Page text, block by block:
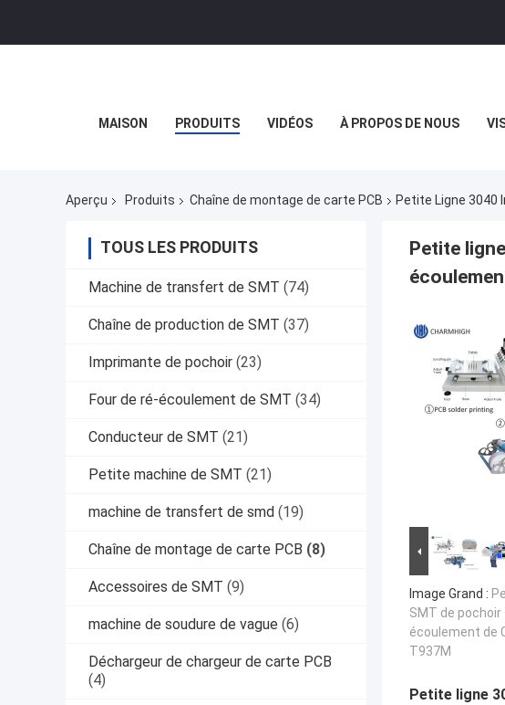
MAISON PRODUITS VIDÉOS À PROPOS DE NOUS
Aperçu Produits Chaîne de montage de carte PCB Petite Ligne 3040
TOUS LES PRODUITS
Machine de transfert de SMT (74)
Chaîne de production de SMT (37)
Imprimante de pochoir (23)
Four de ré-écoulement de SMT (34)
Conducteur de SMT (21)
Petite machine de SMT (21)
machine de transfert de smd (19)
Chaîne de montage de carte PCB (8)
Accessoires de SMT (9)
machine de soudure de vague (6)
Déchargeur de chargeur de carte PCB
(4)
Petite
Image Grand :
SMT de
écoulement de
T937M
Petite ligne